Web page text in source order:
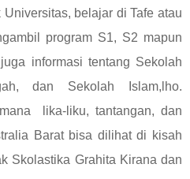
belajar di Tafe atau
program S1, S2 mapun
informasi tentang Sekolah
dan Sekolah Islam,lho.
lika-liku, tantangan, dan
Barat bisa dilihat di kisah
Skolastika Grahita Kirana dan